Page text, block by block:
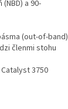
a 90-
(out-of-band)
členmi stohu
3750